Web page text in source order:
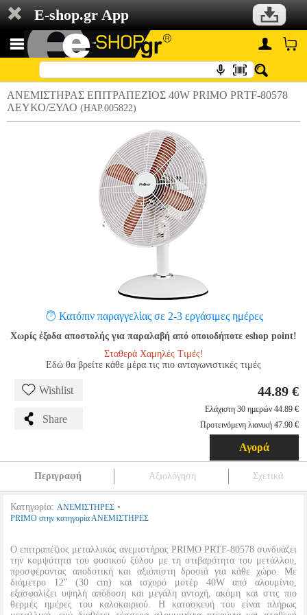
E-shop.gr App
ΑΝΕΜΙΣΤΗΡΑΣ ΕΠΙΤΡΑΠΕΖΙΟΣ 40W PRIMO PRΤF-80578
ΛΕΥΚΟ/ΞΥΛΟ (HAP.005822)
Κατόπιν παραγγελίας σε 2-3 εργάσιμες ημέρες
Χωρίς έξοδα αποστολής για παραλαβή από οποιοδήποτε eshop point!
Σταθερά Χαμηλές Τιμές!
Εδώ θα βρείτε κάθε μέρα τις πιο ανταγωνιστικές τιμές
Wishlist
Share
44.89 €
Ελάχιστη 30 ημερών 44.89 €
Προτεινόμενη λιανική 47.90 €
Αγορά
Περιγραφή Αξιολόγηση Σχετικά
Κατηγορία: ΑΝΕΜΙΣΤΗΡΕΣ •
PRIMO στην κατηγορία ΑΝΕΜΙΣΤΗΡΕΣ
Ο επιτραπέζιος μεταλλικός ανεμιστήρας PRIMO PRTF-80578 συνδυάζει
την κομψότητα του φυσικού ξύλου με τη στιβαρότητα του μετάλλου,
προσφέροντας αποδοτική και αξιόπιστη δροσιά για κάθε χώρο. Με
διάμετρο 12" (30 cm) και ισχυρό μοτέρ 40W από αλουμίνιο,
εξασφαλίζει υψηλή απόδοση και μεγάλη αντοχή, ακόμη και στις πιο
θερμές ημέρες του καλοκαιριού. Η κατασκευή του είναι πλήρως